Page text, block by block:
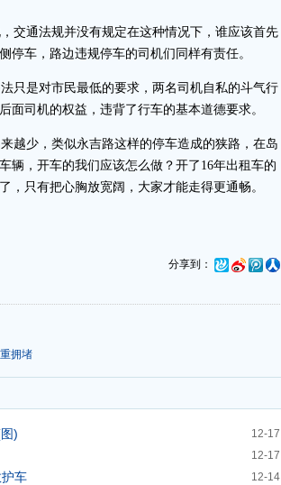
交通法规并没有规定在这种情况下，谁应该首先
停车，路边违规停车的司机们同样有责任。
只是对市民最低的要求，两名司机自私的斗气行
面司机的权益，违背了行车的基本道德要求。
越少，类似永吉路这样的停车造成的狭路，在岛
辆，开车的我们应该怎么做？开了16年出租车的
，只有把心胸放宽阔，大家才能走得更通畅。
分享到：
拥堵
12-17
)
12-17
12-14
车